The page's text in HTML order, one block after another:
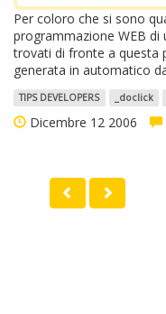
Per coloro che si sono
programmazione WEB
trovati di fronte a questa
generata in automatico
TIPS DEVELOPERS _doclick
Dicembre 12 2006